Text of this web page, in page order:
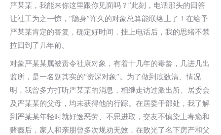
严某某，我能来你这里跟你见面吗？”此刻，电话那头的回答
让社工为之一惊，“隐身”许久的对象总算能联络上了！在给予
严某某肯定的答复，确定好时间，挂上电话后，我的思绪不禁
拉回到了几年前。
对象严某某属被责令社康对象，有着十几年的毒龄，几进几出
监所，是一名副其实的“资深对象”。为了做到底数清、情况
明，我曾多方打听严某某的消息，相继走访过派出所、居委会
及严某某的父母，均未获得他的行踪。在居委干部处，我了解
到严某某年轻时就好逸恶劳、不思进取，交友不慎染上毒瘾和
赌瘾后，家人和亲朋曾多次规劝无效，在败光了名下房产和父